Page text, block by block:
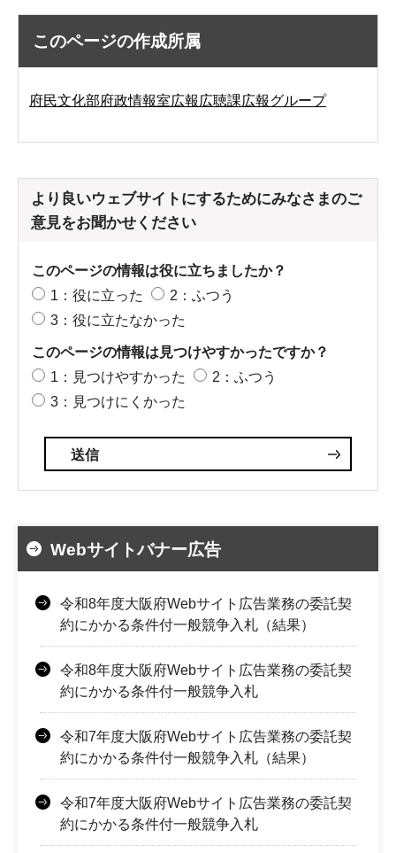
このページの作成所属
府民文化部府政情報室広報広聴課広報グループ
より良いウェブサイトにするためにみなさまのご
意見をお聞かせください
このページの情報は役に立ちましたか？
1：役に立った
2：ふつう
3：役に立たなかった
このページの情報は見つけやすかったですか？
1：見つけやすかった
2：ふつう
3：見つけにくかった
Webサイトバナー広告
令和8年度大阪府Webサイト広告業務の委託契
約にかかる条件付一般競争入札（結果）
令和8年度大阪府Webサイト広告業務の委託契
約にかかる条件付一般競争入札
令和7年度大阪府Webサイト広告業務の委託契
約にかかる条件付一般競争入札（結果）
令和7年度大阪府Webサイト広告業務の委託契
約にかかる条件付一般競争入札